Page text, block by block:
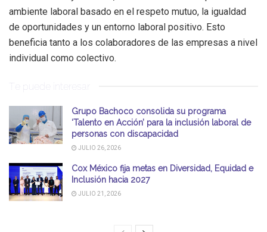
ambiente laboral basado en el respeto mutuo, la igualdad
de oportunidades y un entorno laboral positivo. Esto
beneficia tanto a los colaboradores de las empresas a nivel
individual como colectivo.
Te puede interesar
Grupo Bachoco consolida su programa
‘Talento en Acción’ para la inclusión laboral de
personas con discapacidad
JULIO 26, 2026
Cox México fija metas en Diversidad, Equidad e
Inclusión hacia 2027
JULIO 21, 2026